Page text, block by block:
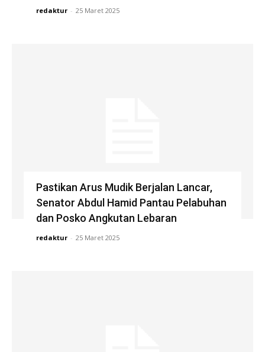
redaktur - 25 Maret 2025
Pastikan Arus Mudik Berjalan Lancar,
Senator Abdul Hamid Pantau Pelabuhan
dan Posko Angkutan Lebaran
redaktur - 25 Maret 2025